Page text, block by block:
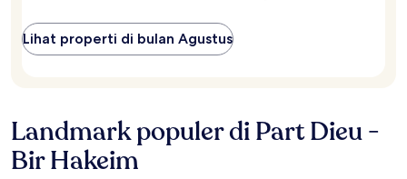
Lihat properti di bulan Agustus
Landmark populer di Part Dieu -
Bir Hakeim